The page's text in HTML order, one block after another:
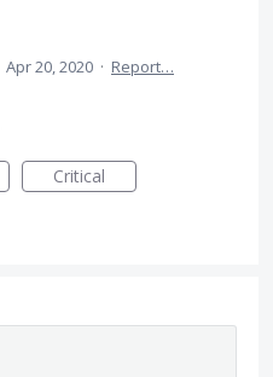
Apr 20, 2020 · Report…
Critical